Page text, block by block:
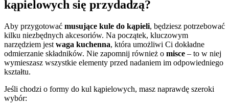
kąpielowych się przydadzą?
Aby przygotować musujące kule do kąpieli, będziesz potrzebować
kilku niezbędnych akcesoriów. Na początek, kluczowym
narzędziem jest waga kuchenna, która umożliwi Ci dokładne
odmierzanie składników. Nie zapomnij również o misce – to w niej
wymieszasz wszystkie elementy przed nadaniem im odpowiedniego
kształtu.
Jeśli chodzi o formy do kul kąpielowych, masz naprawdę szeroki
wybór: